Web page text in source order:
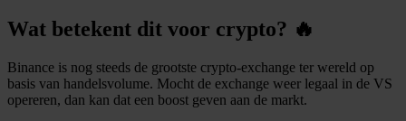
Wat betekent dit voor crypto? 🔥
Binance is nog steeds de grootste crypto-exchange ter wereld op
basis van handelsvolume. Mocht de exchange weer legaal in de VS
opereren, dan kan dat een boost geven aan de markt.